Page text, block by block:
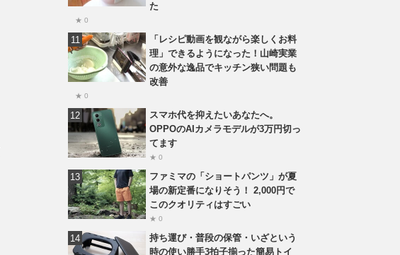
た
★ 0
「レシピ動画を観ながら楽しくお料
理」できるようになった！山崎実業
の意外な逸品でキッチン狭い問題も
改善
★ 0
スマホ代を抑えたいあなたへ。
OPPOのAIカメラモデルが3万円切っ
てます
★ 0
ファミマの「ショートパンツ」が夏
場の新定番になりそう！ 2,000円で
このクオリティはすごい
★ 0
持ち運び・普段の保管・いざという
時の使い勝手3拍子揃った簡易トイ